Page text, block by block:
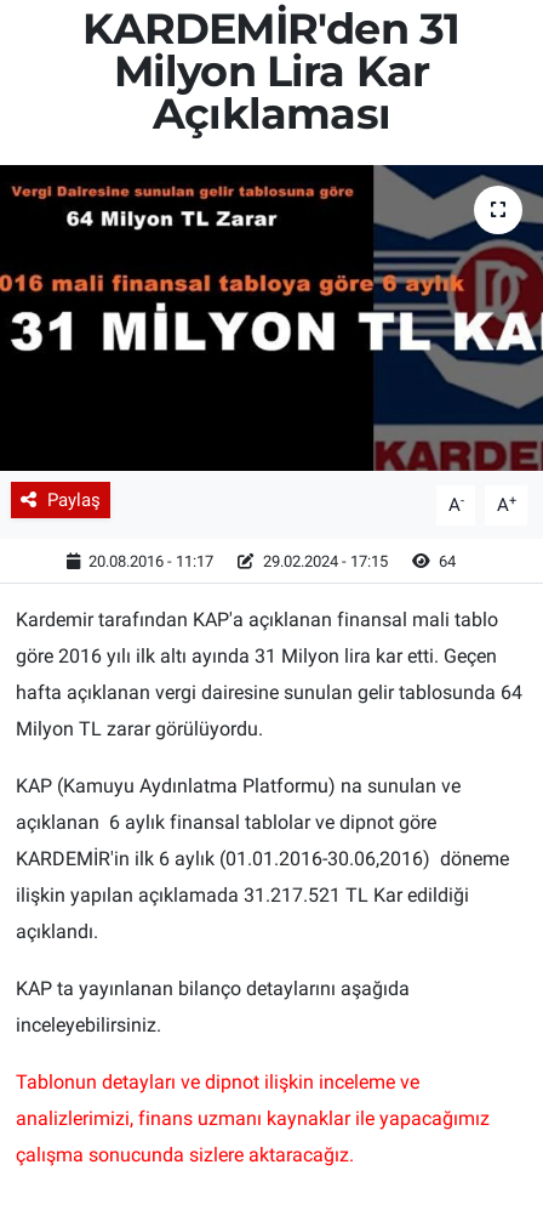
KARDEMİR'den 31
Milyon Lira Kar
Açıklaması
Paylaş A- A+
20.08.2016 - 11:17 29.02.2024 - 17:15 64
Kardemir tarafından KAP'a açıklanan finansal mali tablo
göre 2016 yılı ilk altı ayında 31 Milyon lira kar etti. Geçen
hafta açıklanan vergi dairesine sunulan gelir tablosunda 64
Milyon TL zarar görülüyordu.
KAP (Kamuyu Aydınlatma Platformu) na sunulan ve
açıklanan 6 aylık finansal tablolar ve dipnot göre
KARDEMİR'in ilk 6 aylık (01.01.2016-30.06,2016) döneme
ilişkin yapılan açıklamada 31.217.521 TL Kar edildiği
açıklandı.
KAP ta yayınlanan bilanço detaylarını aşağıda
inceleyebilirsiniz.
Tablonun detayları ve dipnot ilişkin inceleme ve
analizlerimizi, finans uzmanı kaynaklar ile yapacağımız
çalışma sonucunda sizlere aktaracağız.